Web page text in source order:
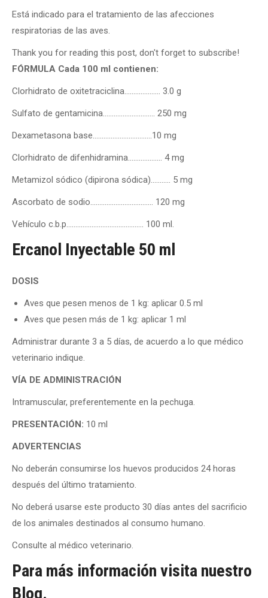
Está indicado para el tratamiento de las afecciones
respiratorias de las aves.
Thank you for reading this post, don't forget to subscribe!
FÓRMULA Cada 100 ml contienen:
Clorhidrato de oxitetraciclina……………….. 3.0 g
Sulfato de gentamicina……………………….. 250 mg
Dexametasona base……………………………10 mg
Clorhidrato de difenhidramina………………. 4 mg
Metamizol sódico (dipirona sódica)……….. 5 mg
Ascorbato de sodio…………………………….. 120 mg
Vehículo c.b.p……………………………………. 100 ml.
Ercanol Inyectable 50 ml
DOSIS
Aves que pesen menos de 1 kg: aplicar 0.5 ml
Aves que pesen más de 1 kg: aplicar 1 ml
Administrar durante 3 a 5 días, de acuerdo a lo que médico
veterinario indique.
VÍA DE ADMINISTRACIÓN
Intramuscular, preferentemente en la pechuga.
PRESENTACIÓN: 10 ml
ADVERTENCIAS
No deberán consumirse los huevos producidos 24 horas
después del último tratamiento.
No deberá usarse este producto 30 días antes del sacrificio
de los animales destinados al consumo humano.
Consulte al médico veterinario.
Para más información visita nuestro
Blog.